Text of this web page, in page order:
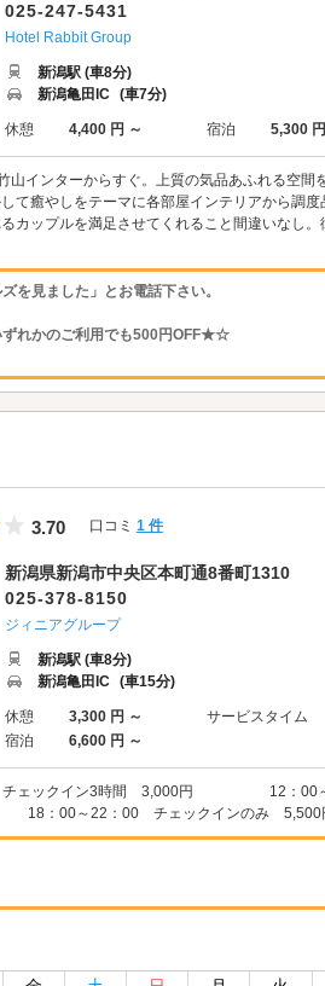
025-247-5431
Hotel Rabbit Group
新潟駅 (車8分)
新潟亀田IC (車7分)
休憩 4,400 円 ～ 宿泊 5,300
山インターからすぐ。上質の気品あふれる空間
て癒やしをテーマに各部屋インテリアから調
カップルを満足させてくれること間違いなし
を見ました」とお電話下さい。
れかのご利用でも500円OFF★☆
5つ星のうち3.5
3.70 口コミ 1 件
新潟県新潟市中央区本町通8番町1310
025-378-8150
ジィニアグループ
新潟駅 (車8分)
新潟亀田IC (車15分)
休憩 3,300 円 ～ サービスタイム
宿泊
6,600 円 ～
59 チェックイン3時間 3,000円 12：00
：00～22：00 チェックインのみ 5,500